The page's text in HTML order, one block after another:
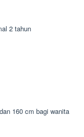
2 tahun
160 cm bagi wanita